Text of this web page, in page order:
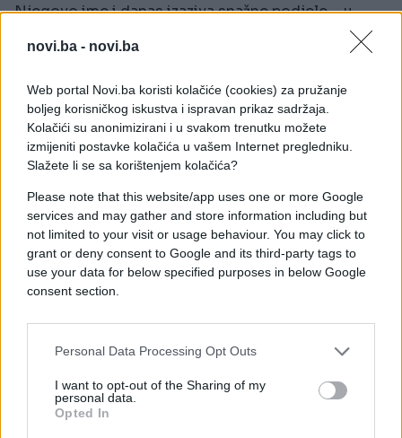
novi.ba - novi.ba
Web portal Novi.ba koristi kolačiće (cookies) za pružanje
boljeg korisničkog iskustva i ispravan prikaz sadržaja.
Kolačići su anonimizirani i u svakom trenutku možete
izmijeniti postavke kolačića u vašem Internet pregledniku.
Slažete li se sa korištenjem kolačića?
Please note that this website/app uses one or more Google
services and may gather and store information including but
not limited to your visit or usage behaviour. You may click to
grant or deny consent to Google and its third-party tags to
use your data for below specified purposes in below Google
consent section.
Personal Data Processing Opt Outs
I want to opt-out of the Sharing of my
personal data.
Opted In
Njegovo ime i danas izaziva snažne podjele – u
Iranu ga smatraju nacionalnim herojem, dok ga
Sjedinjene Američke Države i njihovi saveznici
uticajem iranskih snaga.
Trumpove nove izjave ponovo su otvorile raspravu
o njegovoj ulozi u donošenju odluke o likvidaciji
komandanta.